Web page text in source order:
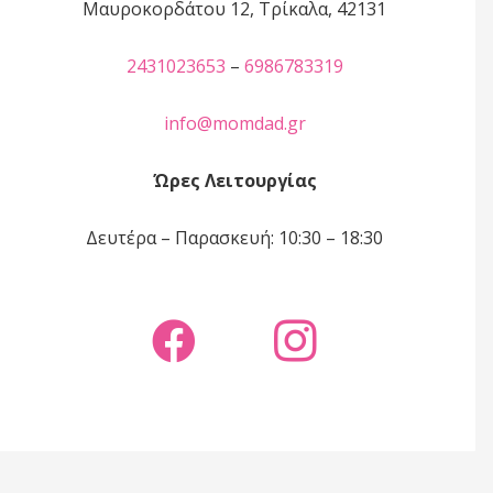
Μαυροκορδάτου 12, Τρίκαλα, 42131
2431023653 – 6986783319
info@momdad.gr
Ώρες Λειτουργίας
Δευτέρα – Παρασκευή: 10:30 – 18:30